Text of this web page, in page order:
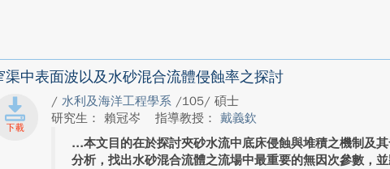
渠中表面波以及水砂混合流體侵蝕率之探討
/水利及海洋工程學系 /105/ 碩士
研究生： 賴冠岑
指導教授：戴義欽
本文目的在於探討夾砂水流中底床侵蝕與堆積之機制及
分析，找出水砂混合流體之流場中最重要的無因次參數，並